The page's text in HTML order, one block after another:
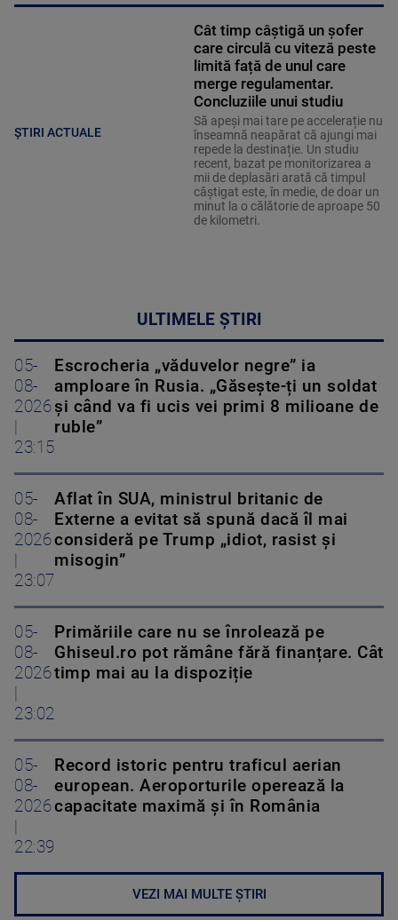
ȘTIRI ACTUALE
Cât timp câștigă un șofer
care circulă cu viteză peste
limită față de unul care
merge regulamentar.
Concluziile unui studiu
Să apeși mai tare pe accelerație nu
înseamnă neapărat că ajungi mai
repede la destinație. Un studiu
recent, bazat pe monitorizarea a
mii de deplasări arată că timpul
câștigat este, în medie, de doar un
minut la o călătorie de aproape 50
de kilometri.
ULTIMELE ȘTIRI
05-
08-
2026
23:15
Escrocheria „văduvelor negre” ia
amploare în Rusia. „Găsește-ți un soldat
și când va fi ucis vei primi 8 milioane de
ruble”
05-
08-
2026
23:07
Aflat în SUA, ministrul britanic de
Externe a evitat să spună dacă îl mai
consideră pe Trump „idiot, rasist și
misogin”
05-
08-
2026
23:02
Primăriile care nu se înrolează pe
Ghiseul.ro pot rămâne fără finanțare. Cât
timp mai au la dispoziție
05-
08-
2026
22:39
Record istoric pentru traficul aerian
european. Aeroporturile operează la
capacitate maximă și în România
VEZI MAI MULTE ȘTIRI